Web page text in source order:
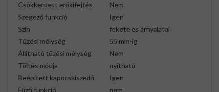
Csökkentett erőkifejtés
Nem
Szegező funkció
Igen
Szín
fekete és árnyalatai
Tűzési mélység
55 mm-ig
Állítható tűzési mélység
Nem
Töltés módja
nyitható
Beépített kapocskiszedő
Igen
Fűző funkció
nem